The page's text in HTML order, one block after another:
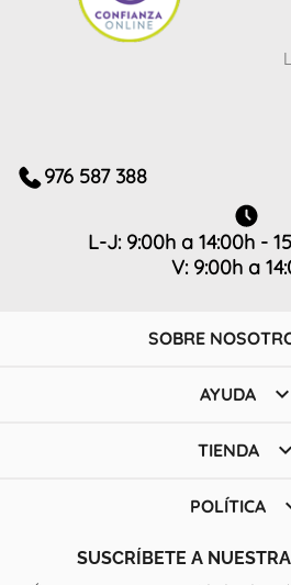
Lea algunas de las
976 587 388
L-J: 9:00h a 14:00h -
V: 9:00h a
SOBRE
AYUDA 
TIENDA 
POLÍTICA
SUSCRÍBETE A